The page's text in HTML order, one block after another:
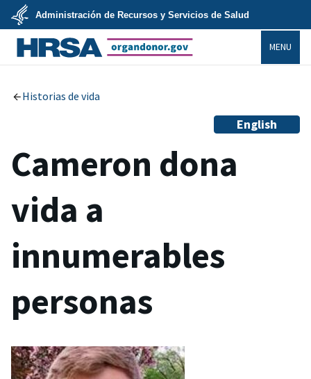
Skip
main
content
U.S.
Department
of
Health
Services
Administración de Recursos y Servicios de Salud
MENU
Historias de vida
English
Cameron dona
vida a
innumerables
personas